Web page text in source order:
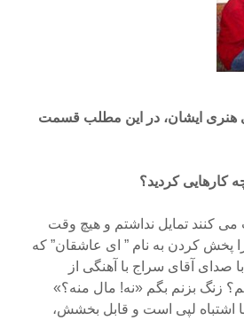
هنری ایشان، در این مطلب قسمت
کارهایی کردید؟
کنند تمایل نداشتم و هیچ وقت
پخش کردن به نام ” ای عاشقان” که
صدای آقای سراج با آهنگی از
زنگ بزنم بگم «نه! مال منه؟»
اشتباه لپی است و قابل بخشش،